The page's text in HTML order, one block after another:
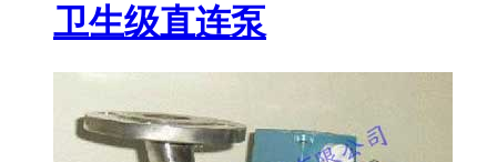
卫生级直连泵